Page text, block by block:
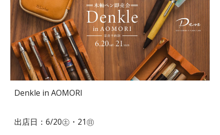
Denkle in AOMORI
出店日：6/20㊏・21㊐